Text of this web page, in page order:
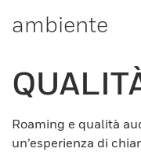
ambiente
Roaming e qualità
un’esperienza di